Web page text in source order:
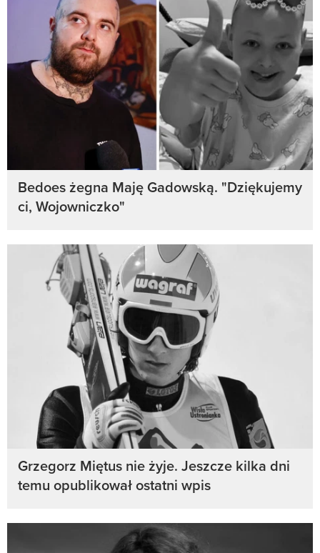
Bedoes żegna Maję Gadowską. "Dziękujemy
ci, Wojowniczko"
Grzegorz Miętus nie żyje. Jeszcze kilka dni
temu opublikował ostatni wpis